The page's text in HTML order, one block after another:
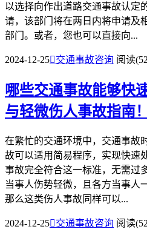
以选择向作出道路交通事故认定
请，该部门将在两日内将申请及
部门。或者，您也可以直接向...
2024-12-25交通事故咨询 阅读
哪些交通事故能够快
与轻微伤人事故指南！
在繁忙的交通环境中，交通事故
故可以适用简易程序，实现快速
事故完全符合这一标准，无需过
当事人伤势轻微，且各方当事人
那么这类伤人事故同样可以...
2024-12-25交通事故咨询 阅读